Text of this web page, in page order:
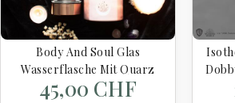
Body And Soul Glas
Wasserflasche Mit Quarz
45,00 CHF